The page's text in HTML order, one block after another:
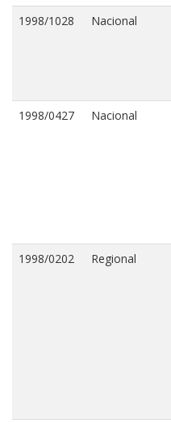
1998/1028 Nacional
1998/0427 Nacional
1998/0202 Regional